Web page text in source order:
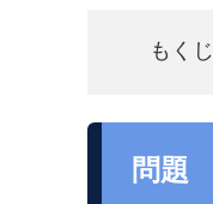
もくじ
問題